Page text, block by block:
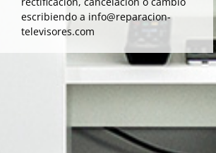
escribiendo a info@reparacion-
televisores.com